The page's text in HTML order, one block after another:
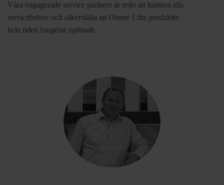
Våra engagerade service partners är redo att hantera alla
servicebehov och säkerställa att Omme Lifts produkter
hela tiden fungerar optimalt.